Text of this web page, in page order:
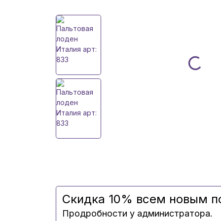
Скидка 10% всем новым
Продробности у администратора.